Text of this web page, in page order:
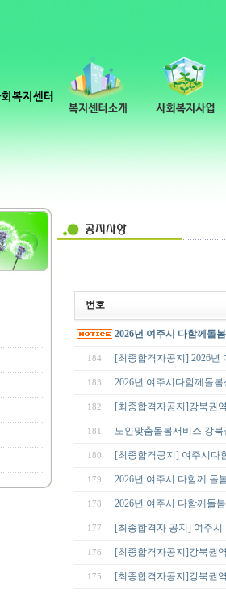
번호
2026년 여주시 다함께돌
184 [최종합격자공지] 2026
183 2026년 여주시다함께돌
182 [최종합격자공지]강북권
181 노인맞춤돌봄서비스 강
180 [최종합격공지] 여주시
179 2026년 여주시 다함께 돌
178 2026년 여주시 다함께돌
177 [최종합격자 공지] 여주
176 [최종합격자공지]강북권
175 [최종합격자공지]강북권